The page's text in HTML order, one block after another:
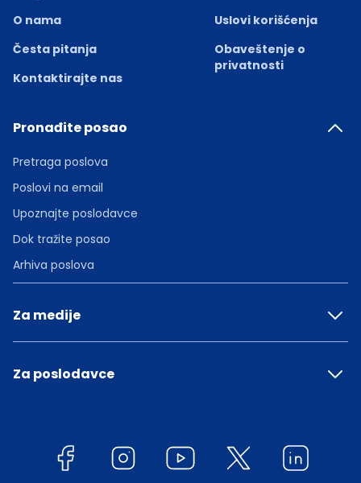
O nama
Česta pitanja
Kontaktirajte nas
Uslovi korišćenja
Obaveštenje o
privatnosti
Pronađite posao
Pretraga poslova
Poslovi na email
Upoznajte poslodavce
Dok tražite posao
Arhiva poslova
Za medije
Za poslodavce